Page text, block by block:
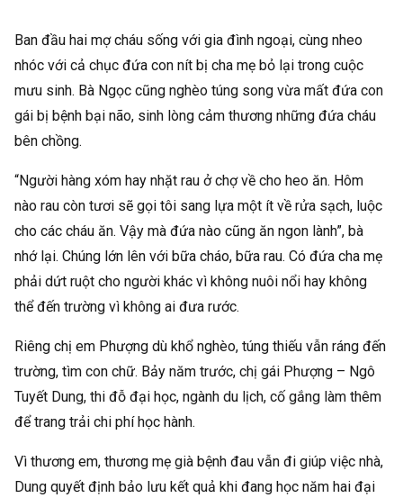
Ban đầu hai mợ cháu sống với gia đình ngoại, cùng nheo
nhóc với cả chục đứa con nít bị cha mẹ bỏ lại trong cuộc
mưu sinh. Bà Ngọc cũng nghèo túng song vừa mất đứa con
gái bị bệnh bại não, sinh lòng cảm thương những đứa cháu
bên chồng.
“Người hàng xóm hay nhặt rau ở chợ về cho heo ăn. Hôm
nào rau còn tươi sẽ gọi tôi sang lựa một ít về rửa sạch, luộc
cho các cháu ăn. Vậy mà đứa nào cũng ăn ngon lành”, bà
nhớ lại. Chúng lớn lên với bữa cháo, bữa rau. Có đứa cha mẹ
phải dứt ruột cho người khác vì không nuôi nổi hay không
thể đến trường vì không ai đưa rước.
Riêng chị em Phượng dù khổ nghèo, túng thiếu vẫn ráng đến
trường, tìm con chữ. Bảy năm trước, chị gái Phượng – Ngô
Tuyết Dung, thi đỗ đại học, ngành du lịch, cố gắng làm thêm
để trang trải chi phí học hành.
Vì thương em, thương mẹ già bệnh đau vẫn đi giúp việc nhà,
Dung quyết định bảo lưu kết quả khi đang học năm hai đại